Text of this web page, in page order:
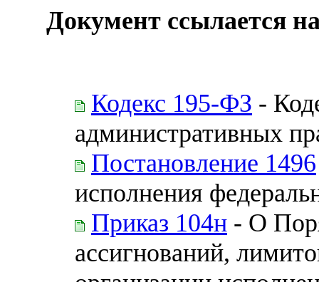
Документ ссылается
Кодекс 195-ФЗ -
административных
Постановление 1496
исполнения
Приказ 104н - О
ассигнований,